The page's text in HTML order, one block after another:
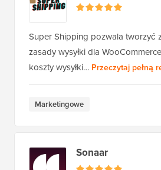
Super Shipping pozwala tworzyć
zasady wysyłki dla
koszty wysyłki… Przeczytaj pełną
Marketingowe
Sonaar